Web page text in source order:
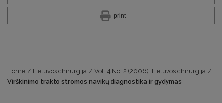
print
Home / Lietuvos chirurgija / Vol. 4 No. 2 (2006): Lietuvos chirurgija /
Virškinimo trakto stromos navikų diagnostika ir gydymas